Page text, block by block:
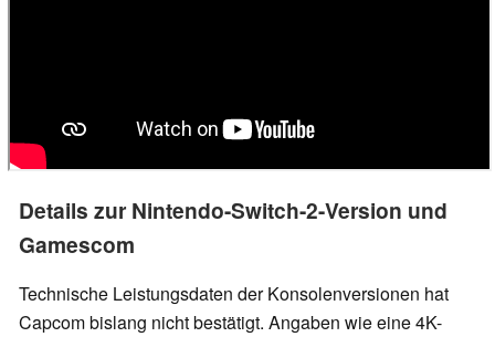
Details zur Nintendo-Switch-2-Version und
Gamescom
Technische Leistungsdaten der Konsolenversionen hat
Capcom bislang nicht bestätigt. Angaben wie eine 4K-